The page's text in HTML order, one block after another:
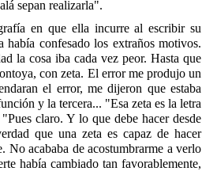
sepan realizarla".
en que ella incurre al escribir su
confesado los extraños motivos.
la cosa iba cada vez peor. Hasta que
con zeta. El error me produjo un
el error, me dijeron que estaba
y la tercera... "Esa zeta es la letra
claro. Y lo que debe hacer desde
que una zeta es capaz de hacer
acababa de acostumbrarme a verlo
había cambiado tan favorablemente,